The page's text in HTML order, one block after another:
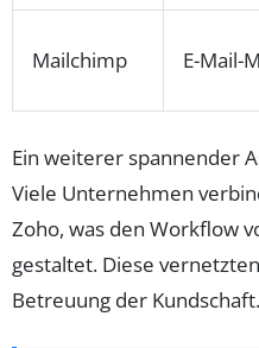
Mailchimp E-Mail-
Ein weiterer spannender
Viele Unternehmen
Zoho, was den Workflow
gestaltet. Diese
Betreuung der Kundschaft.